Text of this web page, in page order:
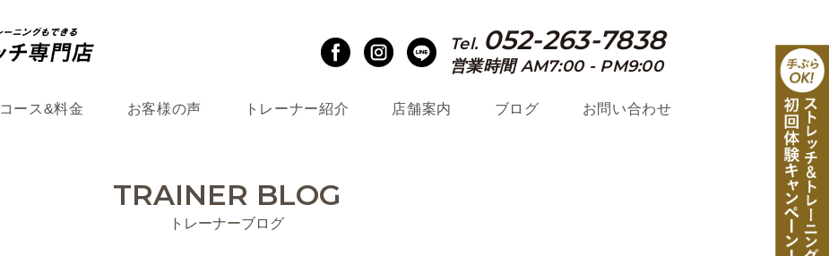
Tel. 052-263-7838
営業時間 AM7:00 - PM9:00
コース&料金 お客様の声 トレーナー紹介 店舗案内 ブログ お問い合わせ
TRAINER BLOG
トレーナーブログ